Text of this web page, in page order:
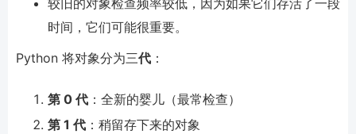
时间，它们可能很重要。
Python 将对象分为三代 ：
第 0 代 ：全新的婴儿（最常检查）
第 1 代 ：稍留存下来的对象